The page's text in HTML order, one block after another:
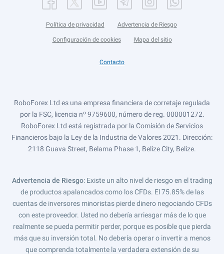
Política de privacidad Advertencia de Riesgo
Configuración de cookies Mapa del sitio
Contacto
RoboForex Ltd es una empresa financiera de corretaje regulada
por la FSC, licencia nº 9759600, número de reg. 000001272.
RoboForex Ltd está registrada por la Comisión de Servicios
Financieros bajo la Ley de la Industria de Valores 2021. Dirección:
2118 Guava Street, Belama Phase 1, Belize City, Belize.
Advertencia de Riesgo: Existe un alto nivel de riesgo en el trading
de productos apalancados como los CFDs. El 75.85% de las
cuentas de inversores minoristas pierde dinero negociando CFDs
con este proveedor. Usted no debería arriesgar más de lo que
realmente se pueda permitir perder, porque es posible que pierda
más que su inversión total. No debería operar o invertir a menos
que comprenda totalmente la verdadera extensión de su